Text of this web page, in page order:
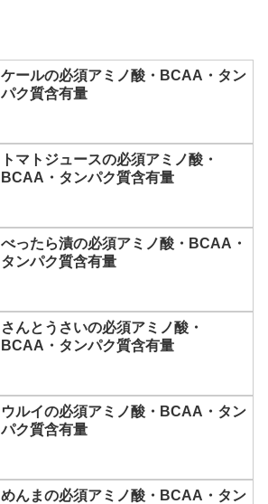
ケールの必須アミノ酸・BCAA・タン
パク質含有量
トマトジュースの必須アミノ酸・
BCAA・タンパク質含有量
べったら漬の必須アミノ酸・BCAA・
タンパク質含有量
さんとうさいの必須アミノ酸・
BCAA・タンパク質含有量
ウルイの必須アミノ酸・BCAA・タン
パク質含有量
めんまの必須アミノ酸・BCAA・タン